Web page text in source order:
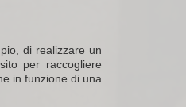
di realizzare un
per raccogliere
in funzione di una